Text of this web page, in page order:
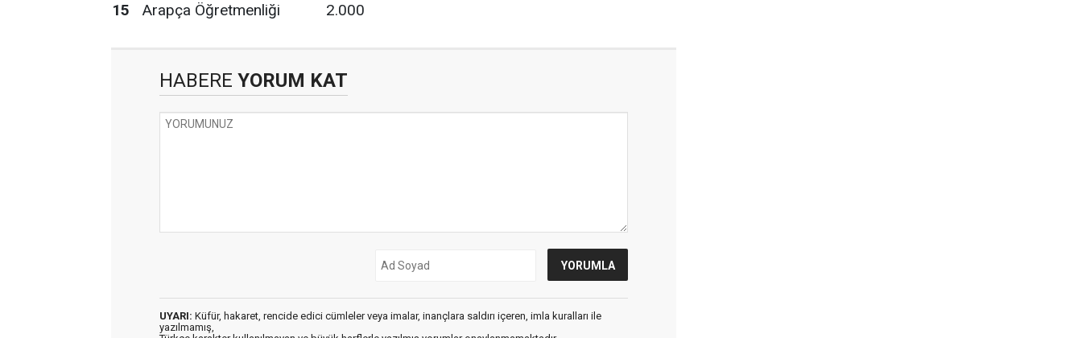
15
Arapça Öğretmenliği 2.000
HABERE YORUM KAT
UYARI: Küfür, hakaret, rencide edici cümleler veya imalar, inançlara saldırı içeren, imla kuralları ile
yazılmamış,